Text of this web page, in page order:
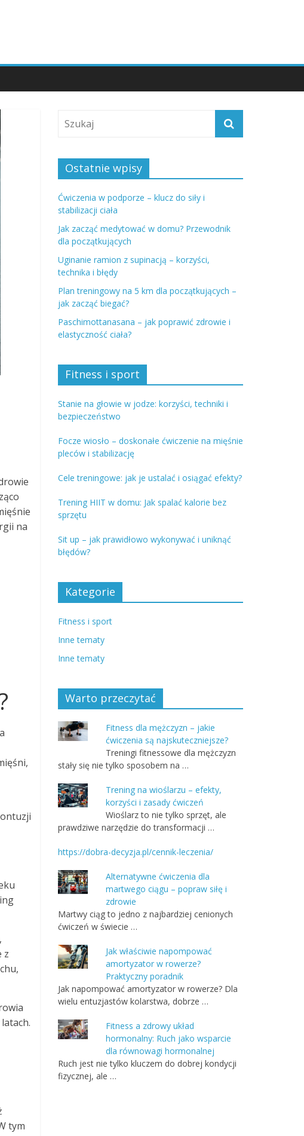
na
z
tym
Ostatnie wpisy
Ćwiczenia w podporze – klucz do siły i
stabilizacji ciała
Jak zacząć medytować w domu? Przewodnik
dla początkujących
Uginanie ramion z supinacją – korzyści,
technika i błędy
Plan treningowy na 5 km dla początkujących –
jak zacząć biegać?
Paschimottanasana – jak poprawić zdrowie i
elastyczność ciała?
Fitness i sport
Stanie na głowie w jodze: korzyści, techniki i
bezpieczeństwo
Focze wiosło – doskonałe ćwiczenie na mięśnie
pleców i stabilizację
Cele treningowe: jak je ustalać i osiągać efekty?
Trening HIIT w domu: Jak spalać kalorie bez
sprzętu
Sit up – jak prawidłowo wykonywać i uniknąć
błędów?
Kategorie
Fitness i sport
Inne tematy
Inne tematy
Warto przeczytać
Fitness dla mężczyzn – jakie
ćwiczenia są najskuteczniejsze?
Treningi fitnessowe dla mężczyzn
stały się nie tylko sposobem na …
Trening na wioślarzu – efekty,
korzyści i zasady ćwiczeń
Wioślarz to nie tylko sprzęt, ale
prawdziwe narzędzie do transformacji …
https://dobra-decyzja.pl/cennik-leczenia/
Alternatywne ćwiczenia dla
martwego ciągu – popraw siłę i
zdrowie
Martwy ciąg to jedno z najbardziej cenionych
ćwiczeń w świecie …
Jak właściwie napompować
amortyzator w rowerze?
Praktyczny poradnik
Jak napompować amortyzator w rowerze? Dla
wielu entuzjastów kolarstwa, dobrze …
Fitness a zdrowy układ
hormonalny: Ruch jako wsparcie
dla równowagi hormonalnej
Ruch jest nie tylko kluczem do dobrej kondycji
fizycznej, ale …